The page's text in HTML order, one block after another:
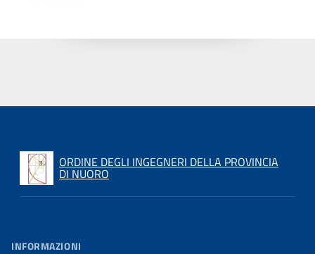
ORDINE DEGLI INGEGNERI DELLA PROVINCIA
DI NUORO
INFORMAZIONI